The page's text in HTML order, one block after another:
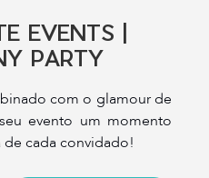
EVENTS |
PARTY
com o glamour de
evento um momento
cada convidado!